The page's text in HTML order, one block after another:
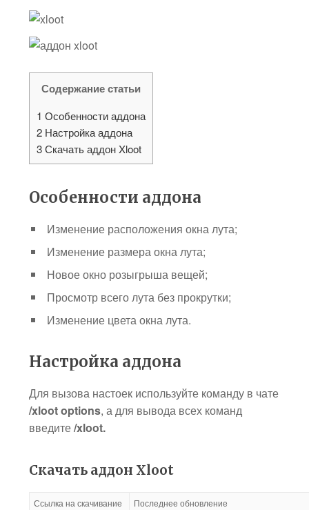
Содержание статьи
1 Особенности аддона
2 Настройка аддона
3Скачать аддон Xloot
Особенности аддона
Изменение расположения окна лута;
Изменение размера окна лута;
Новое окно розыгрыша вещей;
Просмотр всего лута без прокрутки;
Изменение цвета окна лута.
Настройка аддона
Для вызова настоек используйте команду в чате
/xloot options, а для вывода всех команд
введите/xloot.
Скачать аддон Xloot
Ссылка на скачивание Последнее обновление